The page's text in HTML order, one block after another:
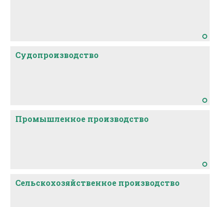
Судопроизводство
Промышленное производство
Сельскохозяйственное производство